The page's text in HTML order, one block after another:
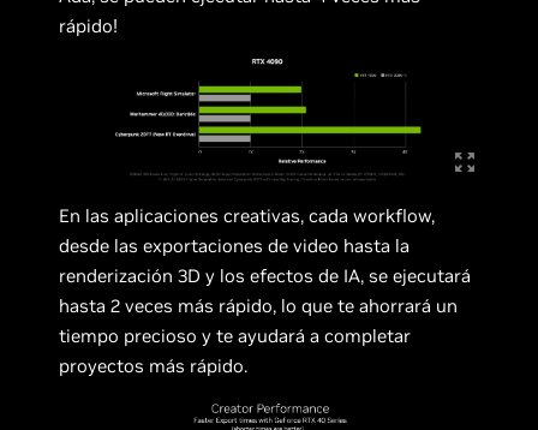
rápido!
En las aplicaciones creativas, cada workflow,
desde las exportaciones de video hasta la
renderización 3D y los efectos de IA, se ejecutará
hasta 2 veces más rápido, lo que te ahorrará un
tiempo precioso y te ayudará a completar
proyectos más rápido.